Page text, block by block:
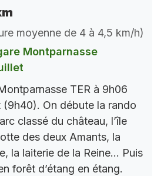
moyenne de 4 à 4,5 km/h)
Montparnasse
TER à 9h06
(9h40). On débute la rando
classé du château, l’île
des deux Amants, la
la laiterie de la Reine… Puis
forêt d’étang en étang.